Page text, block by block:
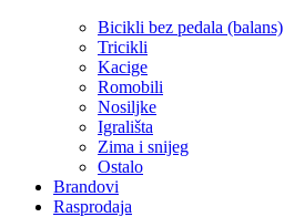
Bicikli bez pedala (balans)
Tricikli
Kacige
Romobili
Nosiljke
Igrališta
Zima i snijeg
Ostalo
Brandovi
Rasprodaja